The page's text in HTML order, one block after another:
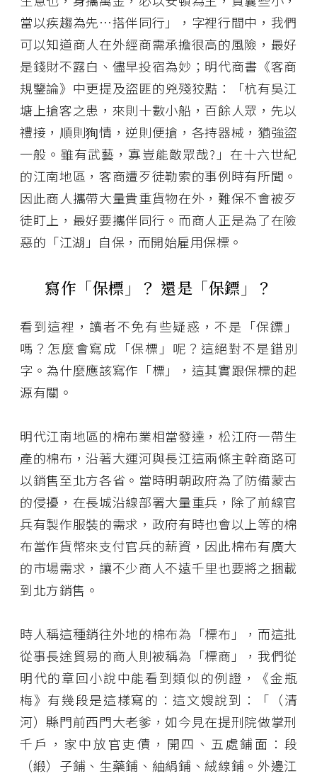
當以疾趨為先…搭伴同行」，字裡行間中，我們
可以知道商人在外經商需承擔很高的風險，最好
是錢財不露白、儘早投宿為妙；明代商書《客商
規鑒論》中更提及盜匪的兇殘狡黠：「杭有吳江
塘上搶客之患，來則十數小船，百餘人眾，先以
禮接，順則狥情，逆則便搶，各持器械，猶強盜
一般。雖有武藝，寡豈能敵眾哉?」在十六世紀
的江南地區，客商遭歹徒勒索的事例時有所聞。
因此商人攜帶大量貴重貨物在外，難保不會被歹
徒盯上，最好要攜伴同行。而商人正是為了在險
惡的「江湖」自保，而開始雇用保標。
寫作「保標」？ 還是「保鏢」？
看到這裡，讀者不免有些疑惑，不是「保鏢」
嗎？怎麼會寫成「保標」呢？這絕對不是錯別
字。為什麼應該寫作「標」，這其實跟保標的起
源有關。
明代江南地區的棉布業相當發達，松江府一帶生
產的棉布，沿著大運河與長江這兩條主幹商路可
以銷售至北方各省。當時明朝政府為了防備蒙古
的侵擾，在長城沿線部署大量重兵，除了前線官
兵有製作服裝的需求，政府有時也會以上等的棉
布當作貨幣來支付官兵的薪資，因此棉布有廣大
的市場需求，讓不少商人不遠千里也要將之捆載
到北方銷售。
時人稱這種銷往外地的棉布為「標布」，而這批
從事長途貿易的商人則被稱為「標商」，我們從
明代的章回小說中能看到類似的例證，《金瓶
梅》有幾段是這樣寫的：這文嫂說到：「（清
河）縣門前西門大老爹，如今見在提刑院做掌刑
千戶，家中放官吏債，開四、五處鋪面：段
（緞）子鋪、生藥鋪、紬絹鋪、絨線鋪。外邊江